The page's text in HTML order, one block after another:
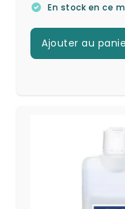
En stock en ce
Ajouter au